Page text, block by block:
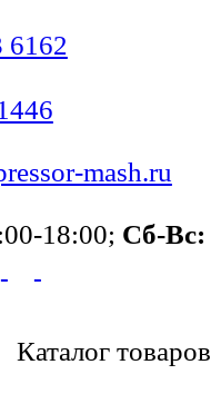
6162
mash.ru
18:00; Сб-Вс:
Каталог товаров